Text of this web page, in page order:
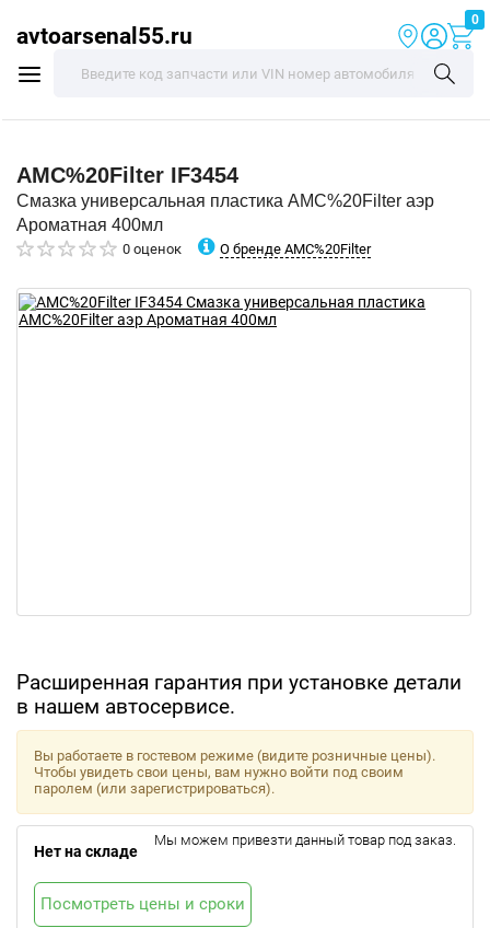
avtoarsenal55.ru
0
AMC%20Filter IF3454
Смазка универсальная пластика AMC%20Filter аэр
Ароматная 400мл
0 оценок О бренде AMC%20Filter
Расширенная гарантия при установке детали
в нашем автосервисе.
Вы работаете в гостевом режиме (видите розничные цены).
Чтобы увидеть свои цены, вам нужно войти под своим
паролем (или зарегистрироваться).
Нет на складе
Мы можем привезти данный товар под заказ.
Посмотреть цены и сроки